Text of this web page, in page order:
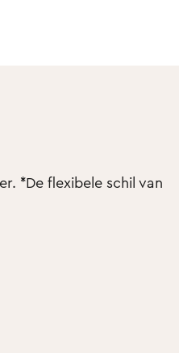
*De flexibele schil van